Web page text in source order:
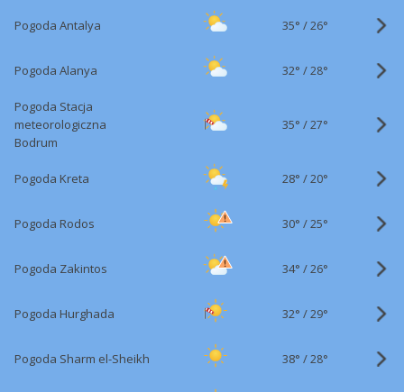
Pogoda Antalya 35° /26°
Pogoda Alanya 32° /28°
Pogoda Stacja
meteorologiczna
Bodrum
35° /27°
Pogoda Kreta 28° /20°
Pogoda Rodos 30° /25°
Pogoda Zakintos 34° /26°
Pogoda Hurghada 32° /29°
Pogoda Sharm el-Sheikh 38° /28°